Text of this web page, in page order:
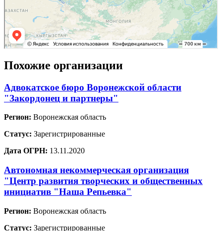
Похожие организации
Адвокатское бюро Воронежской области
"Закордонец и партнеры"
Регион: Воронежская область
Статус: Зарегистрированные
Дата ОГРН: 13.11.2020
Автономная некоммерческая организация
"Центр развития творческих и общественных
инициатив "Наша Репьевка"
Регион: Воронежская область
Статус: Зарегистрированные